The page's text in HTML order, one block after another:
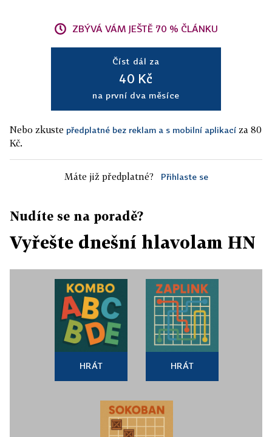
ZBÝVÁ VÁM JEŠTĚ 70 % ČLÁNKU
Číst dál za
40 Kč
na první dva měsíce
Nebo zkuste předplatné bez reklam a s mobilní aplikací za 80
Kč.
Máte již předplatné? Přihlaste se
Nudíte se na poradě?
Vyřešte dnešní hlavolam HN
HRÁT HRÁT